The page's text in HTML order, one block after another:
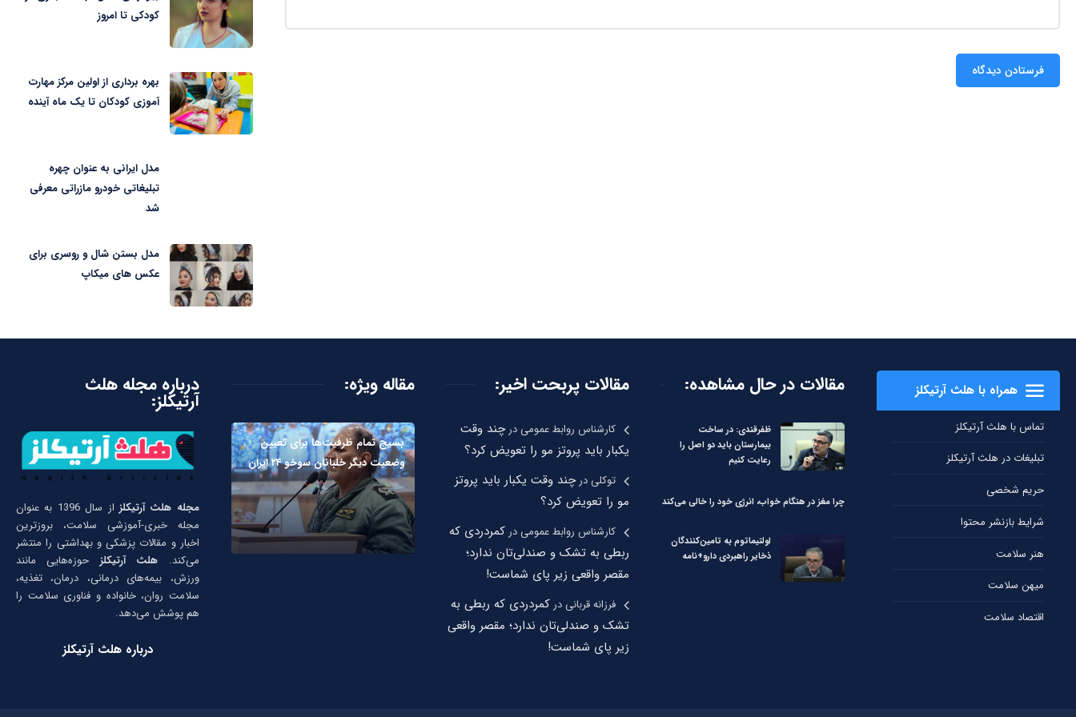
کودکی تا امروز
بهره برداری از اولین مرکز مهارت
آموزی کودکان تا یک ماه آینده
مدل ایرانی به عنوان چهره
تبلیغاتی خودرو مازراتی معرفی
شد
مدل بستن شال و روسری برای
عکس های میکاپ
همراه با هلث آرتیکلز
تماس با هلث آرتیکلز
تبلیغات در هلث آرتیکلز
حریم شخصی
شرایط بازنشر محتوا
هنر سلامت
میهن سلامت
اقتصاد سلامت
مقالات در حال مشاهده:
ظفرقندی: در ساخت
بیمارستان باید دو اصل را
رعایت کنیم
چرا مغز در هنگام خواب، انرژی خود را خالی می‌کند
اولتیماتوم به تامین‌کنندگان
ذخایر راهبردی دارو+نامه
مقالات پربحت اخیر:
کارشناس روابط عمومیدرچند وقت
یکبار باید پروتز مو را تعویض کرد؟
توکلیدرچند وقت یکبار باید پروتز
مو را تعویض کرد؟
کارشناس روابط عمومیدر کمردردی که
ربطی به تشک و صندلی‌تان ندارد؛
مقصر واقعی زیر پای شماست!
فرزانه قربانیدر کمردردی که ربطی به
تشک و صندلی‌تان ندارد؛ مقصر واقعی
زیر پای شماست!
مقاله ویژه:
بسیج تمام ظرفیت‌ها برای تعیین
وضعیت دیگر خلبانان سوخو ۲۴ ایران
درباره مجله هلث
آرتیکلز:
مجله هلث آرتیکلز
از سال 1396 به عنوان
مجله خبری-آموزشی سلامت، بروزترین
اخبار و مقالات پزشکی و بهداشتی را منتشر
می‌کند. هلث آرتیکلز حوزه‌هایی مانند
ورزش، بیمه‌های درمانی، درمان، تغذیه،
سلامت روان، خانواده و فناوری سلامت را
هم پوشش می‌دهد.
درباره هلث آرتیکلز